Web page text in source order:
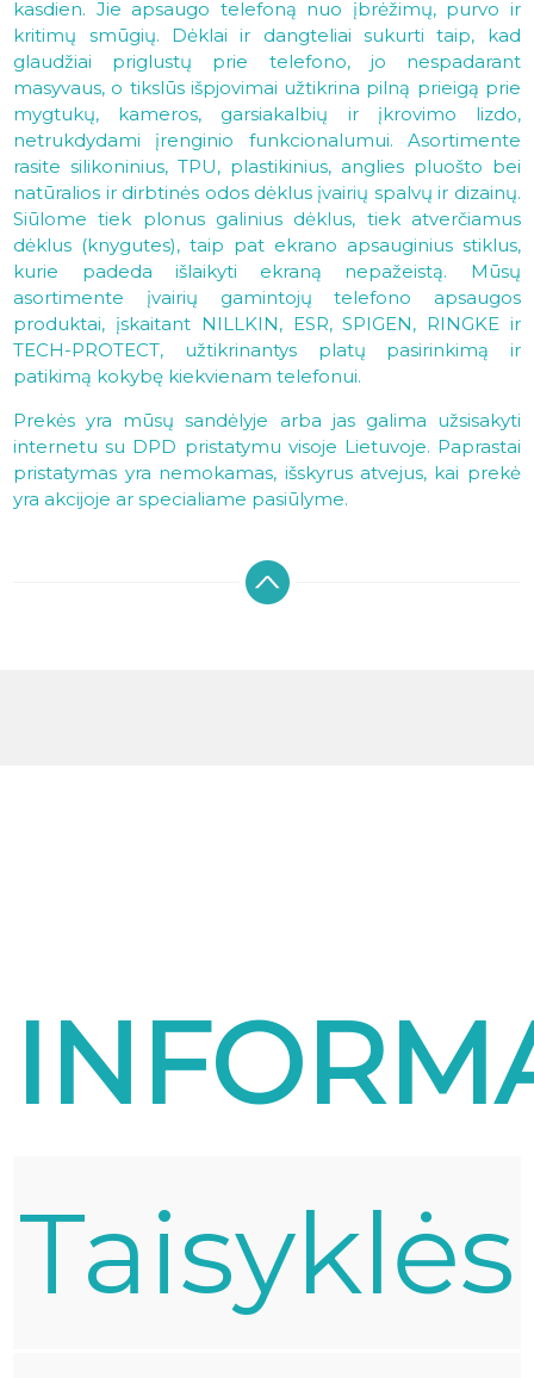
kasdien. Jie apsaugo telefoną nuo įbrėžimų, purvo ir
kritimų smūgių. Dėklai ir dangteliai sukurti taip, kad
glaudžiai priglustų prie telefono, jo nespadarant
masyvaus, o tikslūs išpjovimai užtikrina pilną prieigą prie
mygtukų, kameros, garsiakalbių ir įkrovimo lizdo,
netrukdydami įrenginio funkcionalumui. Asortimente
rasite silikoninius, TPU, plastikinius, anglies pluošto bei
natūralios ir dirbtinės odos dėklus įvairių spalvų ir dizainų.
Siūlome tiek plonus galinius dėklus, tiek atverčiamus
dėklus (knygutes), taip pat ekrano apsauginius stiklus,
kurie padeda išlaikyti ekraną nepažeistą. Mūsų
asortimente įvairių gamintojų telefono apsaugos
produktai, įskaitant NILLKIN, ESR, SPIGEN, RINGKE ir
TECH-PROTECT, užtikrinantys platų pasirinkimą ir
patikimą kokybę kiekvienam telefonui.
Prekės yra mūsų sandėlyje arba jas galima užsisakyti
internetu su DPD pristatymu visoje Lietuvoje. Paprastai
pristatymas yra nemokamas, išskyrus atvejus, kai prekė
yra akcijoje ar specialiame pasiūlyme.
Taisyklės